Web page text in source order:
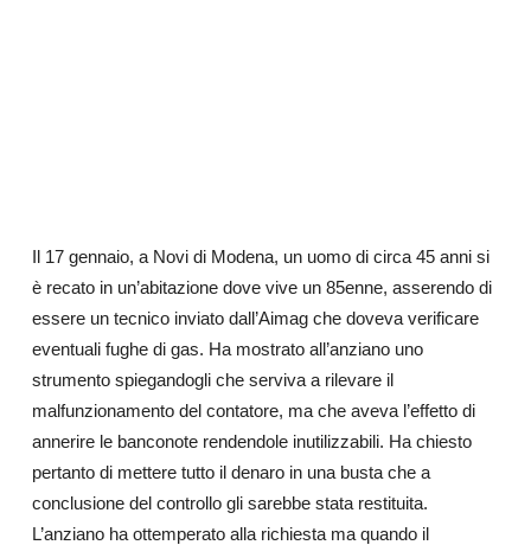
Il 17 gennaio, a Novi di Modena, un uomo di circa 45 anni si
è recato in un’abitazione dove vive un 85enne, asserendo di
essere un tecnico inviato dall’Aimag che doveva verificare
eventuali fughe di gas. Ha mostrato all’anziano uno
strumento spiegandogli che serviva a rilevare il
malfunzionamento del contatore, ma che aveva l’effetto di
annerire le banconote rendendole inutilizzabili. Ha chiesto
pertanto di mettere tutto il denaro in una busta che a
conclusione del controllo gli sarebbe stata restituita.
L’anziano ha ottemperato alla richiesta ma quando il